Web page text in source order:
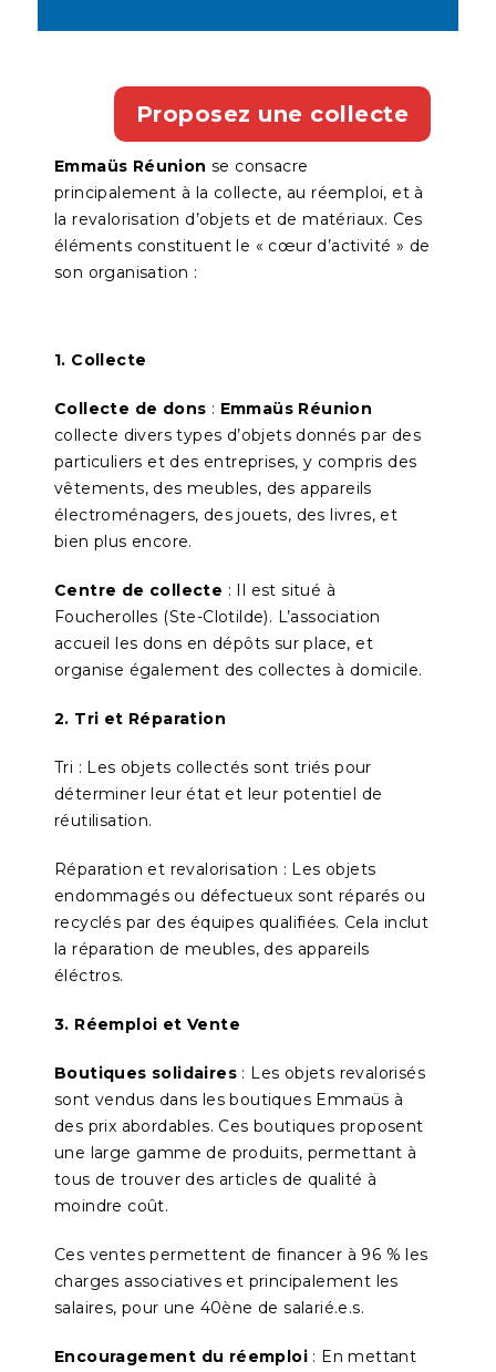
Proposez une collecte
Emmaüs Réunion se consacre
principalement à la collecte, au réemploi, et à
la revalorisation d’objets et de matériaux. Ces
éléments constituent le « cœur d’activité » de
son organisation :
1. Collecte
Collecte de dons : Emmaüs Réunion
collecte divers types d’objets donnés par des
particuliers et des entreprises, y compris des
vêtements, des meubles, des appareils
électroménagers, des jouets, des livres, et
bien plus encore.
Centre de collecte : Il est situé à
Foucherolles (Ste-Clotilde). L’association
accueil les dons en dépôts sur place, et
organise également des collectes à domicile.
2. Tri et Réparation
Tri : Les objets collectés sont triés pour
déterminer leur état et leur potentiel de
réutilisation.
Réparation et revalorisation : Les objets
endommagés ou défectueux sont réparés ou
recyclés par des équipes qualifiées. Cela inclut
la réparation de meubles, des appareils
éléctros.
3. Réemploi et Vente
Boutiques solidaires : Les objets revalorisés
sont vendus dans les boutiques Emmaüs à
des prix abordables. Ces boutiques proposent
une large gamme de produits, permettant à
tous de trouver des articles de qualité à
moindre coût.
Ces ventes permettent de financer à 96 % les
charges associatives et principalement les
salaires, pour une 40ène de salarié.e.s.
Encouragement du réemploi : En mettant